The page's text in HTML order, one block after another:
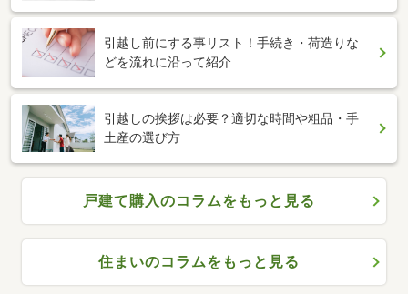
引越し前にする事リスト！手続き・荷造りな
どを流れに沿って紹介
引越しの挨拶は必要？適切な時間や粗品・手
土産の選び方
戸建て購入のコラムをもっと見る
住まいのコラムをもっと見る